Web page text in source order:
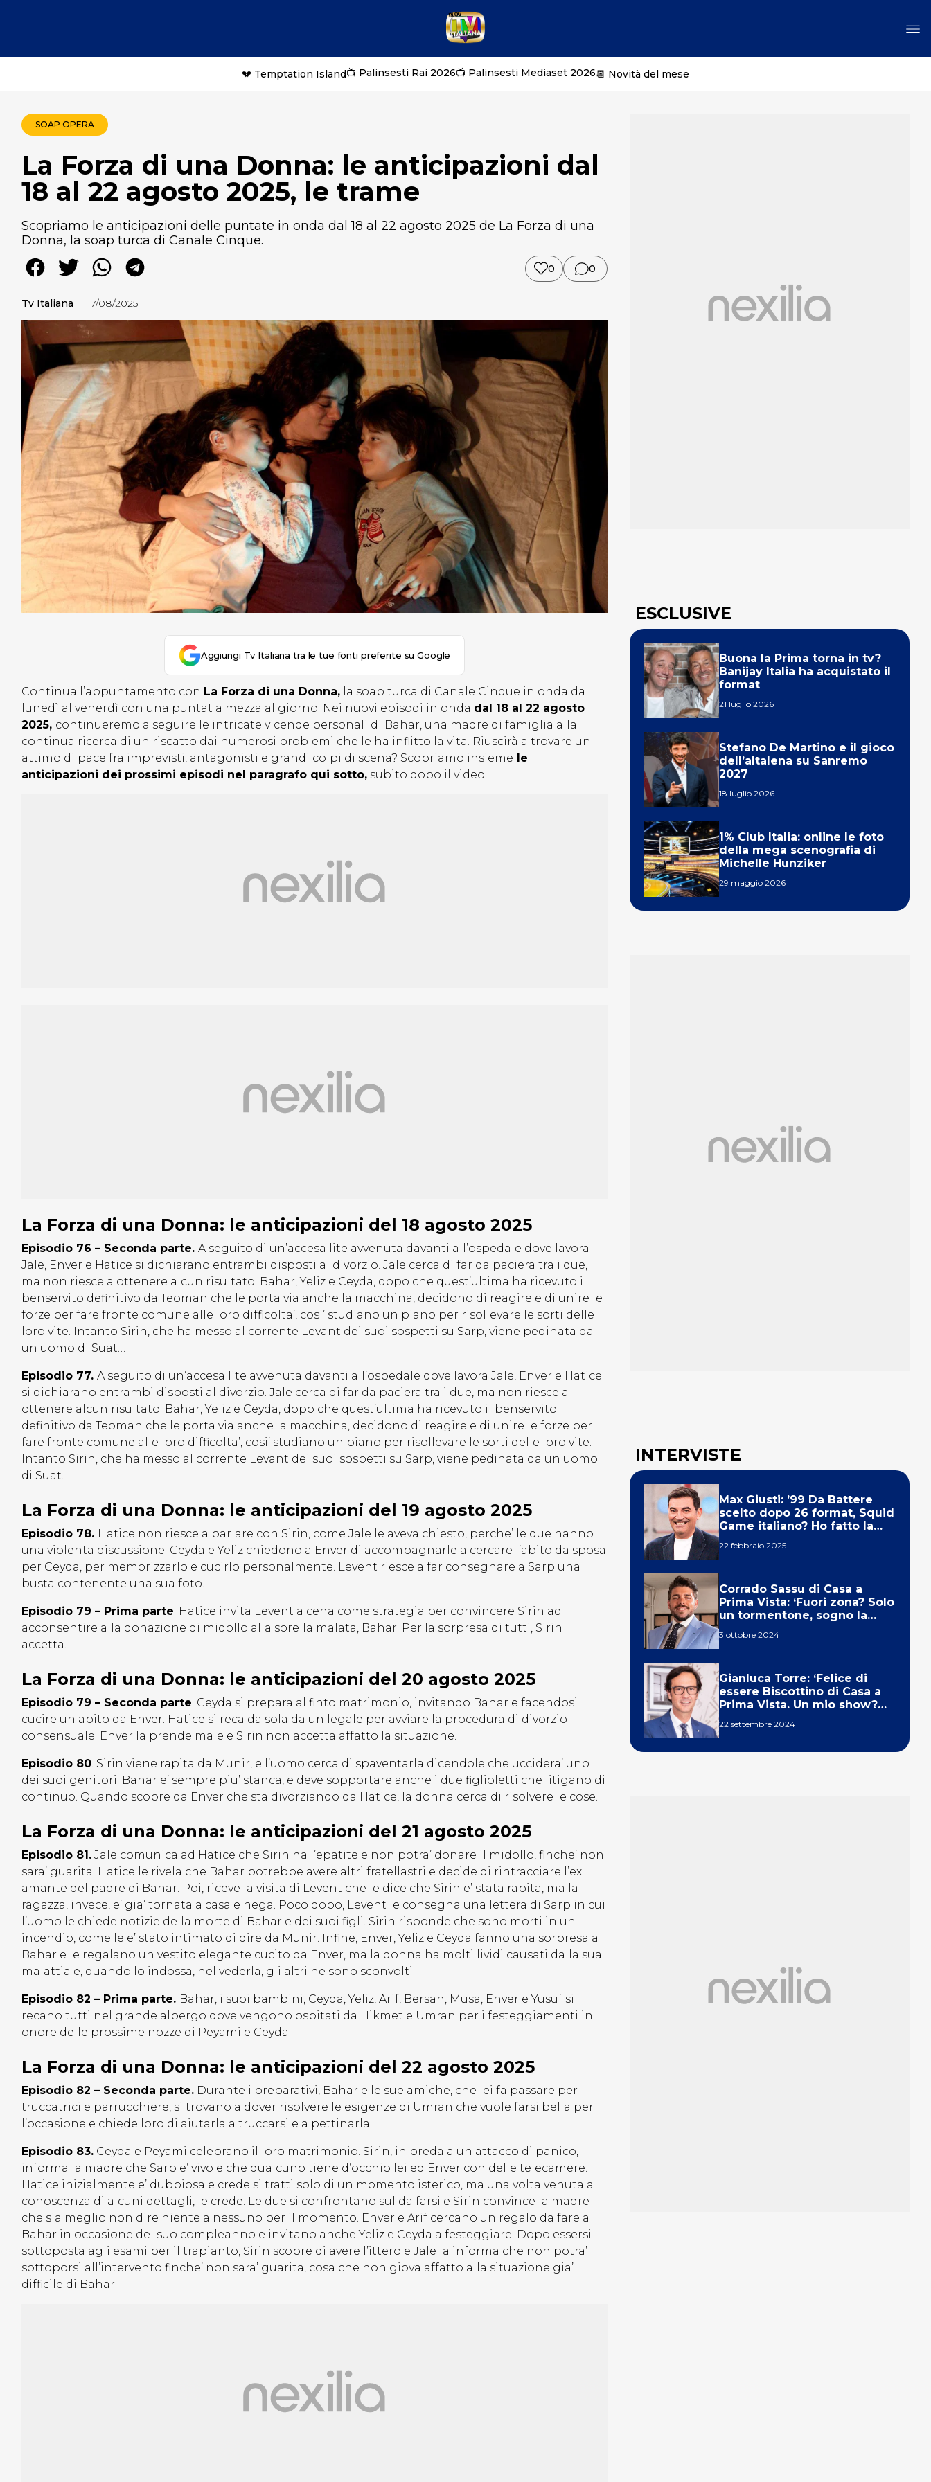
💔 Temptation Island📺 Palinsesti Rai 2026📺 Palinsesti Mediaset 2026📆 Novità del mese
SOAP OPERA
La Forza di una Donna: le anticipazioni dal
18 al 22 agosto 2025, le trame
Scopriamo le anticipazioni delle puntate in onda dal 18 al 22 agosto 2025 de La Forza di una
Donna, la soap turca di Canale Cinque.
0 0
Tv Italiana 17/08/2025
Aggiungi Tv Italiana tra le tue fonti preferite su Google
Continua l’appuntamento con La Forza di una Donna, la soap turca di Canale Cinque in onda dal
lunedì al venerdì con una puntat a mezza al giorno. Nei nuovi episodi in onda dal 18 al 22 agosto
2025, continueremo a seguire le intricate vicende personali di Bahar, una madre di famiglia alla
continua ricerca di un riscatto dai numerosi problemi che le ha inflitto la vita. Riuscirà a trovare un
attimo di pace fra imprevisti, antagonisti e grandi colpi di scena? Scopriamo insieme le
anticipazioni dei prossimi episodi nel paragrafo qui sotto, subito dopo il video.
La Forza di una Donna: le anticipazioni del 18 agosto 2025
Episodio 76 – Seconda parte. A seguito di un’accesa lite avvenuta davanti all’ospedale dove lavora
Jale, Enver e Hatice si dichiarano entrambi disposti al divorzio. Jale cerca di far da paciera tra i due,
ma non riesce a ottenere alcun risultato. Bahar, Yeliz e Ceyda, dopo che quest’ultima ha ricevuto il
benservito definitivo da Teoman che le porta via anche la macchina, decidono di reagire e di unire le
forze per fare fronte comune alle loro difficolta’, cosi’ studiano un piano per risollevare le sorti delle
loro vite. Intanto Sirin, che ha messo al corrente Levant dei suoi sospetti su Sarp, viene pedinata da
un uomo di Suat…
Episodio 77. A seguito di un’accesa lite avvenuta davanti all’ospedale dove lavora Jale, Enver e Hatice
si dichiarano entrambi disposti al divorzio. Jale cerca di far da paciera tra i due, ma non riesce a
ottenere alcun risultato. Bahar, Yeliz e Ceyda, dopo che quest’ultima ha ricevuto il benservito
definitivo da Teoman che le porta via anche la macchina, decidono di reagire e di unire le forze per
fare fronte comune alle loro difficolta’, cosi’ studiano un piano per risollevare le sorti delle loro vite.
Intanto Sirin, che ha messo al corrente Levant dei suoi sospetti su Sarp, viene pedinata da un uomo
di Suat.
La Forza di una Donna: le anticipazioni del 19 agosto 2025
Episodio 78. Hatice non riesce a parlare con Sirin, come Jale le aveva chiesto, perche’ le due hanno
una violenta discussione. Ceyda e Yeliz chiedono a Enver di accompagnarle a cercare l’abito da sposa
per Ceyda, per memorizzarlo e cucirlo personalmente. Levent riesce a far consegnare a Sarp una
busta contenente una sua foto.
Episodio 79 – Prima parte. Hatice invita Levent a cena come strategia per convincere Sirin ad
acconsentire alla donazione di midollo alla sorella malata, Bahar. Per la sorpresa di tutti, Sirin
accetta.
La Forza di una Donna: le anticipazioni del 20 agosto 2025
Episodio 79 – Seconda parte. Ceyda si prepara al finto matrimonio, invitando Bahar e facendosi
cucire un abito da Enver. Hatice si reca da sola da un legale per avviare la procedura di divorzio
consensuale. Enver la prende male e Sirin non accetta affatto la situazione.
Episodio 80. Sirin viene rapita da Munir, e l’uomo cerca di spaventarla dicendole che uccidera’ uno
dei suoi genitori. Bahar e’ sempre piu’ stanca, e deve sopportare anche i due figlioletti che litigano di
continuo. Quando scopre da Enver che sta divorziando da Hatice, la donna cerca di risolvere le cose.
La Forza di una Donna: le anticipazioni del 21 agosto 2025
Episodio 81. Jale comunica ad Hatice che Sirin ha l’epatite e non potra’ donare il midollo, finche’ non
sara’ guarita. Hatice le rivela che Bahar potrebbe avere altri fratellastri e decide di rintracciare l’ex
amante del padre di Bahar. Poi, riceve la visita di Levent che le dice che Sirin e’ stata rapita, ma la
ragazza, invece, e’ gia’ tornata a casa e nega. Poco dopo, Levent le consegna una lettera di Sarp in cui
l’uomo le chiede notizie della morte di Bahar e dei suoi figli. Sirin risponde che sono morti in un
incendio, come le e’ stato intimato di dire da Munir. Infine, Enver, Yeliz e Ceyda fanno una sorpresa a
Bahar e le regalano un vestito elegante cucito da Enver, ma la donna ha molti lividi causati dalla sua
malattia e, quando lo indossa, nel vederla, gli altri ne sono sconvolti.
Episodio 82 – Prima parte. Bahar, i suoi bambini, Ceyda, Yeliz, Arif, Bersan, Musa, Enver e Yusuf si
recano tutti nel grande albergo dove vengono ospitati da Hikmet e Umran per i festeggiamenti in
onore delle prossime nozze di Peyami e Ceyda.
La Forza di una Donna: le anticipazioni del 22 agosto 2025
Episodio 82 – Seconda parte. Durante i preparativi, Bahar e le sue amiche, che lei fa passare per
truccatrici e parrucchiere, si trovano a dover risolvere le esigenze di Umran che vuole farsi bella per
l’occasione e chiede loro di aiutarla a truccarsi e a pettinarla.
Episodio 83. Ceyda e Peyami celebrano il loro matrimonio. Sirin, in preda a un attacco di panico,
informa la madre che Sarp e’ vivo e che qualcuno tiene d’occhio lei ed Enver con delle telecamere.
Hatice inizialmente e’ dubbiosa e crede si tratti solo di un momento isterico, ma una volta venuta a
conoscenza di alcuni dettagli, le crede. Le due si confrontano sul da farsi e Sirin convince la madre
che sia meglio non dire niente a nessuno per il momento. Enver e Arif cercano un regalo da fare a
Bahar in occasione del suo compleanno e invitano anche Yeliz e Ceyda a festeggiare. Dopo essersi
sottoposta agli esami per il trapianto, Sirin scopre di avere l’ittero e Jale la informa che non potra’
sottoporsi all’intervento finche’ non sara’ guarita, cosa che non giova affatto alla situazione gia’
difficile di Bahar.
ESCLUSIVE
Buona la Prima torna in tv?
Banijay Italia ha acquistato il
format
21 luglio 2026
Stefano De Martino e il gioco
dell’altalena su Sanremo
2027
18 luglio 2026
1% Club Italia: online le foto
della mega scenografia di
Michelle Hunziker
29 maggio 2026
INTERVISTE
Max Giusti: ’99 Da Battere
scelto dopo 26 format, Squid
Game italiano? Ho fatto la
22 febbraio 2025
Corrado Sassu di Casa a
Prima Vista: ‘Fuori zona? Solo
un tormentone, sogno la
3 ottobre 2024
Gianluca Torre: ‘Felice di
essere Biscottino di Casa a
Prima Vista. Un mio show?
22 settembre 2024